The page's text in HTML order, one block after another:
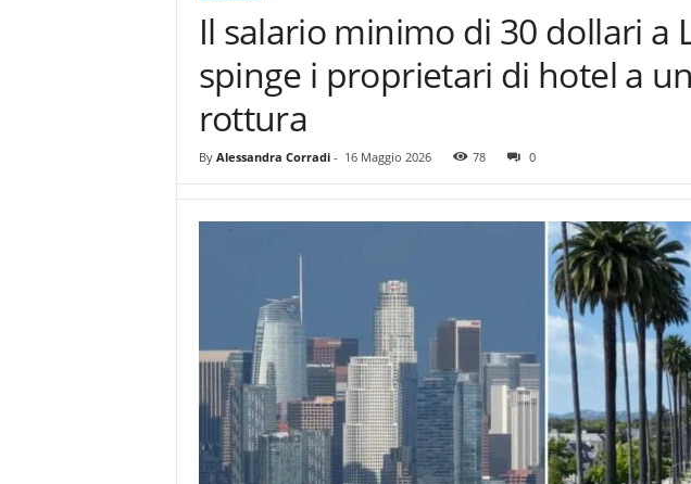
Il salario minimo di 30 dollari a
spinge i proprietari di hotel a
rottura
By Alessandra Corradi- 16 Maggio 2026 78 0